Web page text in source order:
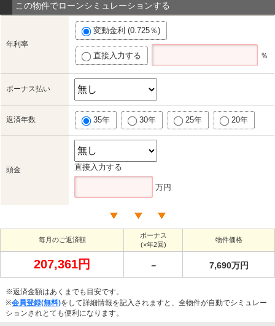
この物件でローンシミュレーションする
年利率
変動金利 (0.725％)
直接入力する ％
ボーナス払い
返済年数 35年 30年 25年 20年
頭金 直接入力する
万円
毎月のご返済額
ボーナス
(×年2回)
物件価格
207,361円 － 7,690万円
※返済金額はあくまでも目安です。
※会員登録(無料)をして詳細情報を記入されますと、全物件が自動でシミュレー
ションされとても便利になります。